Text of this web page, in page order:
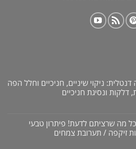
ניקוי שיניים, חניכיים וחלל הפה
ונסיגת חניכיים
מה שרציתם לדעת! פיתרון טבעי
זיקפה / תערובת צמחים